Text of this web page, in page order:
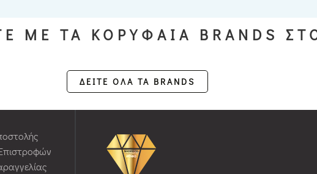
ΜΕ ΤΑ ΚΟΡΥΦΑΙΑ BRANDS
ΔΕΙΤΕ ΟΛΑ ΤΑ BRANDS